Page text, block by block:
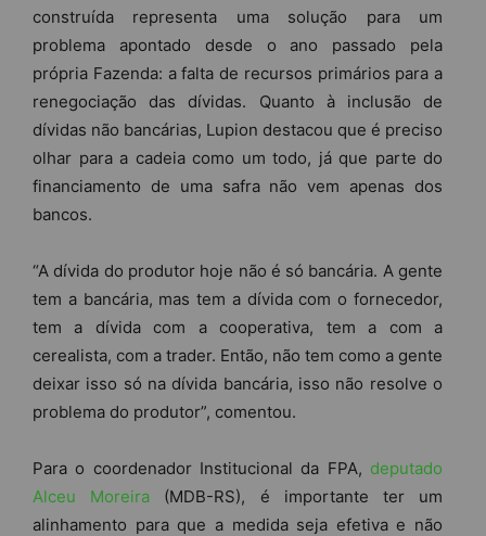
construída representa uma solução para um
problema apontado desde o ano passado pela
própria Fazenda: a falta de recursos primários para a
renegociação das dívidas. Quanto à inclusão de
dívidas não bancárias, Lupion destacou que é preciso
olhar para a cadeia como um todo, já que parte do
financiamento de uma safra não vem apenas dos
bancos.
“A dívida do produtor hoje não é só bancária. A gente
tem a bancária, mas tem a dívida com o fornecedor,
tem a dívida com a cooperativa, tem a com a
cerealista, com a trader. Então, não tem como a gente
deixar isso só na dívida bancária, isso não resolve o
problema do produtor”, comentou.
Para o coordenador Institucional da FPA, deputado
Alceu Moreira (MDB-RS), é importante ter um
alinhamento para que a medida seja efetiva e não